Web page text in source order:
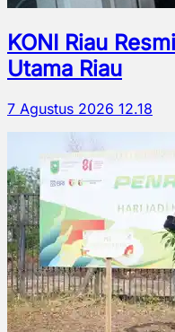
KONI Riau
Utama Riau
7 Agustus 2026 12.18